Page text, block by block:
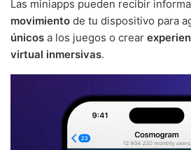
Las miniapps pueden recibir
movimiento de tu dispositivo para
únicos a los juegos o crear
virtual inmersivas.